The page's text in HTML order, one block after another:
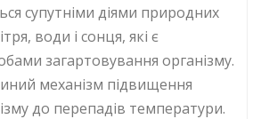
супутніми діями природних
води і сонця, які є
загартовування організму.
механізм підвищення
до перепадів температури.